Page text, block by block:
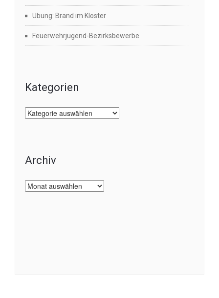
Übung: Brand im Kloster
Feuerwehrjugend-Bezirksbewerbe
Kategorien
Kategorien
Archiv
Archiv